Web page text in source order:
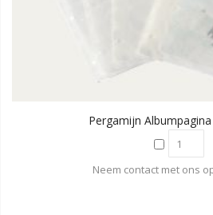
Pergamijn
Neem contact met ons